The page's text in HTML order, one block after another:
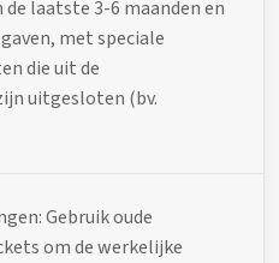
laatste 3-6 maanden en
met speciale
die uit de
uitgesloten (bv.
Gebruik oude
om de werkelijke